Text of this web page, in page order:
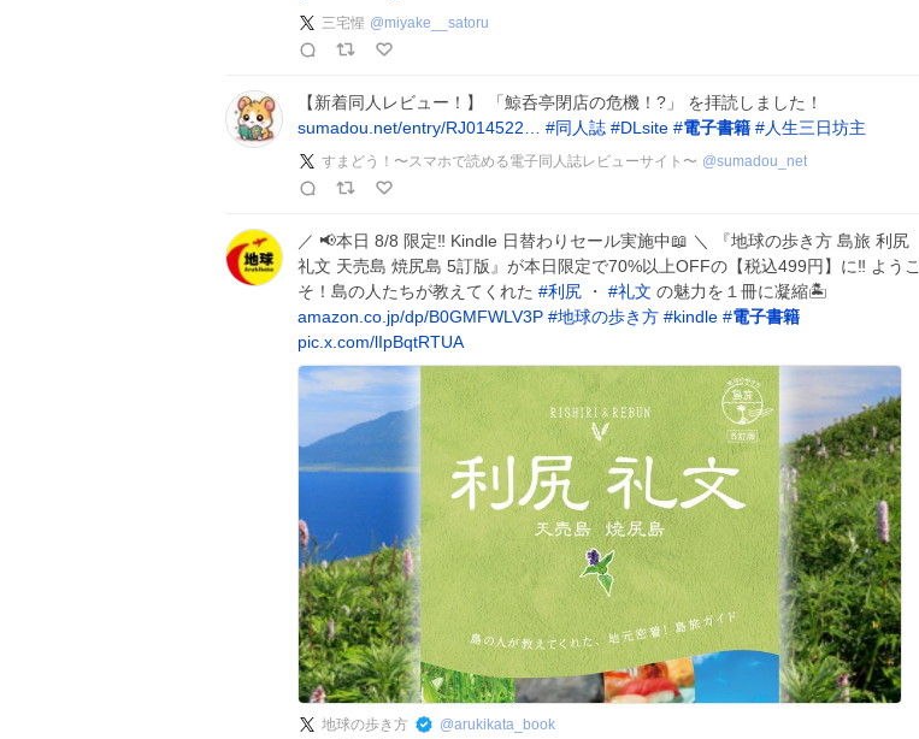
三宅惺 @miyake__satoru
【新着同人レビュー！】 「鯨呑亭閉店の危機！?」 を拝読しました！
sumadou.net/entry/RJ014522…
#同人誌 #DLsite #電子書籍 #人生三日坊主
すまどう！〜スマホで読める電子同人誌レビューサイト〜 @sumadou_net
／ 📢本日 8/8 限定‼️ Kindle 日替わりセール実施中📖 ＼ 『地球の歩き方 島旅 利尻
礼文 天売島 焼尻島 5訂版』が本日限定で70%以上OFFの【税込499円】に‼️ ようこ
そ！島の人たちが教えてくれた #利尻 ・ #礼文 の魅力を１冊に凝縮🏝
amazon.co.jp/dp/B0GMFWLV3P #地球の歩き方 #kindle #電子書籍
pic.x.com/lIpBqtRTUA
地球の歩き方 @arukikata_book